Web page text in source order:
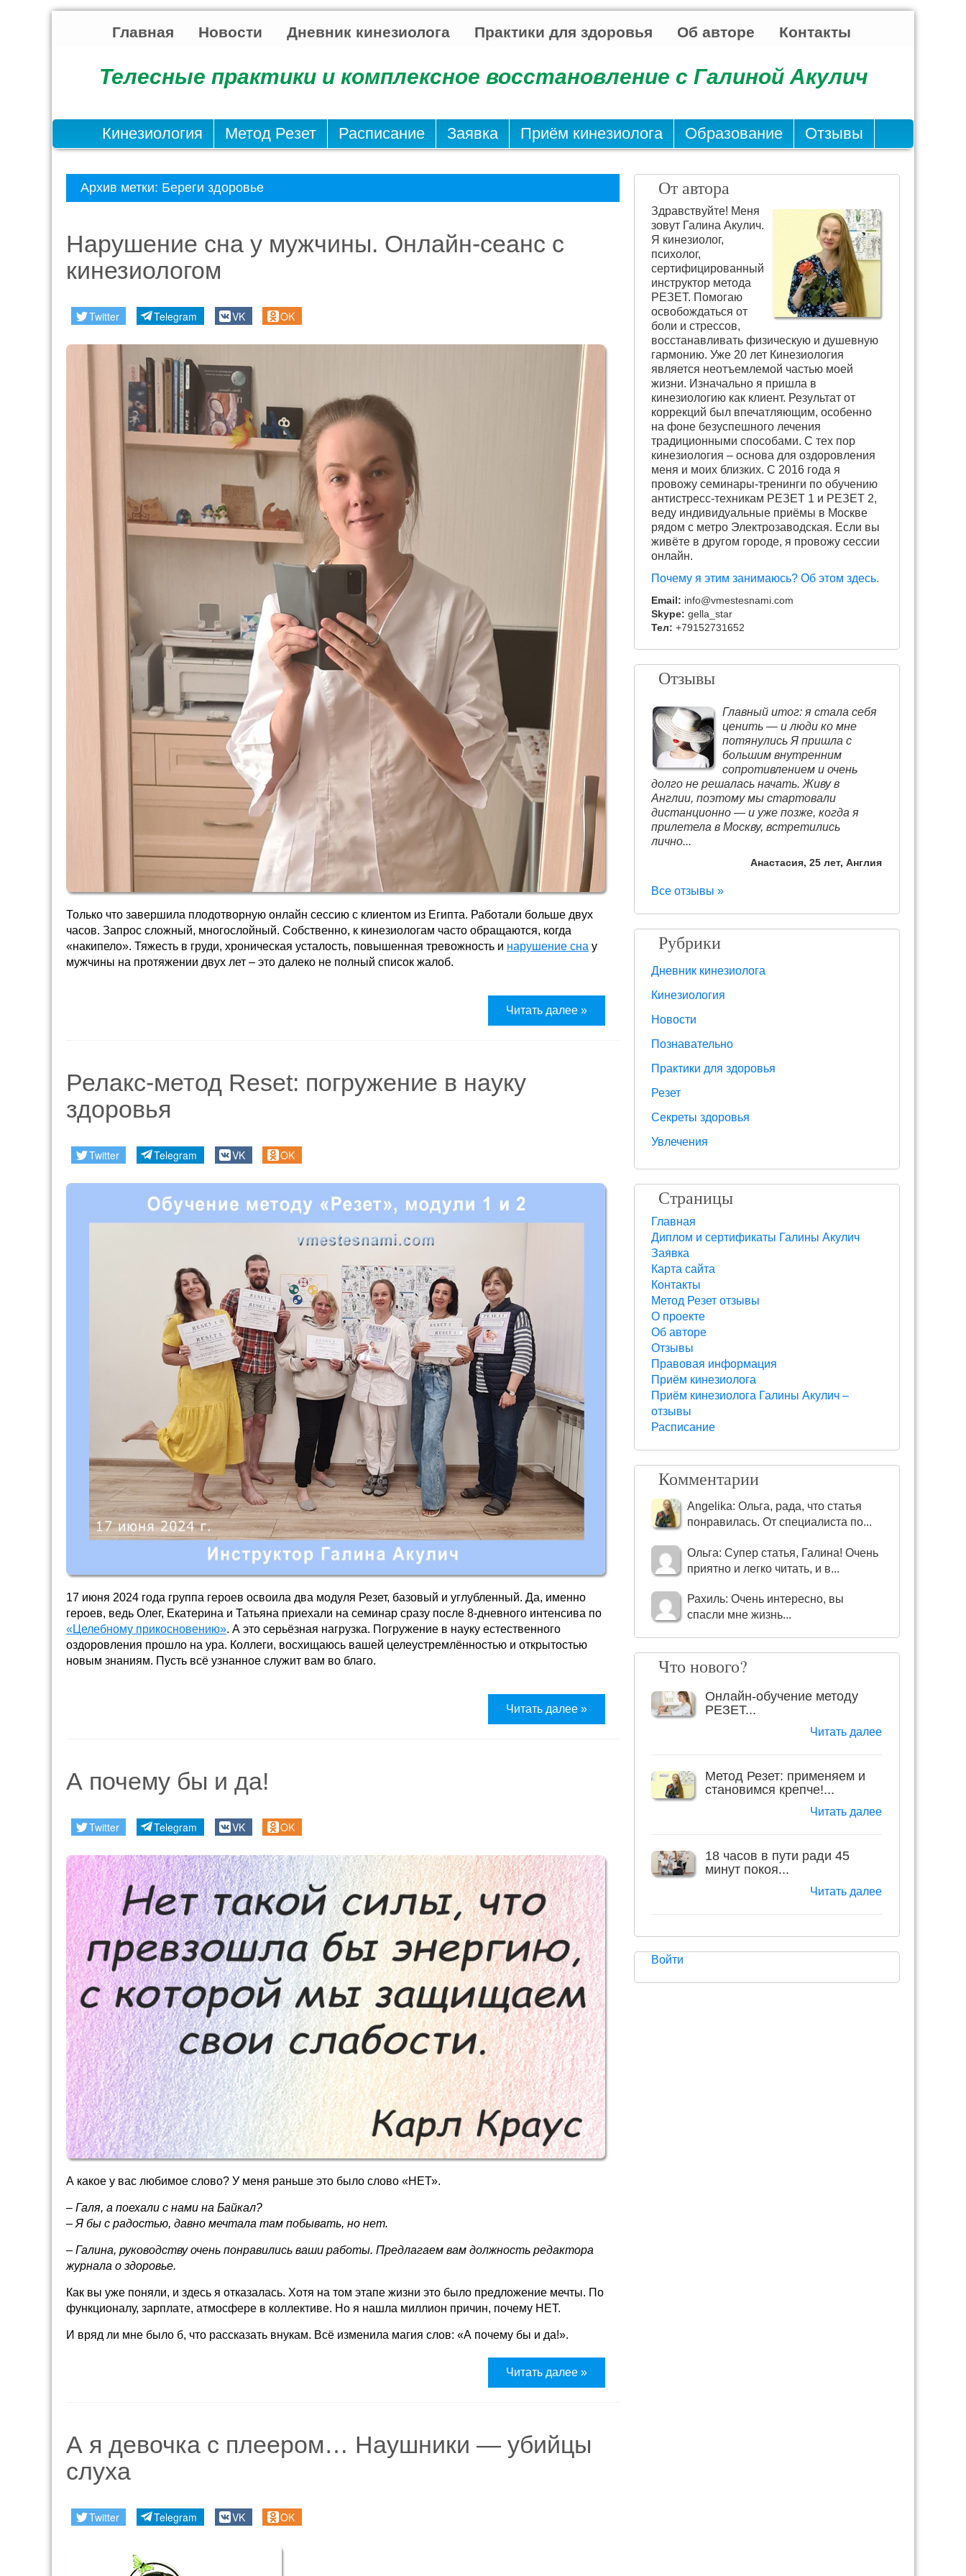
Главная Новости Дневник кинезиолога Практики для здоровья Об авторе Контакты
Телесные практики и комплексное восстановление с Галиной Акулич
Кинезиология Метод Резет Расписание Заявка Приём кинезиолога Образование Отзывы
Архив метки: Береги здоровье
Нарушение сна у мужчины. Онлайн-сеанс с
кинезиологом
Twitter Telegram VK OK
Только что завершила плодотворную онлайн сессию с клиентом из Египта. Работали больше двух
часов. Запрос сложный, многослойный. Собственно, к кинезиологам часто обращаются, когда
«накипело». Тяжесть в груди, хроническая усталость, повышенная тревожность и нарушение сна у
мужчины на протяжении двух лет – это далеко не полный список жалоб.
Читать далее »
Релакс-метод Reset: погружение в науку
здоровья
Twitter Telegram VK OK
17 июня 2024 года группа героев освоила два модуля Резет, базовый и углубленный. Да, именно
героев, ведь Олег, Екатерина и Татьяна приехали на семинар сразу после 8-дневного интенсива по
«Целебному прикосновению». А это серьёзная нагрузка. Погружение в науку естественного
оздоровления прошло на ура. Коллеги, восхищаюсь вашей целеустремлённостью и открытостью
новым знаниям. Пусть всё узнанное служит вам во благо.
Читать далее »
А почему бы и да!
Twitter Telegram VK OK
А какое у вас любимое слово? У меня раньше это было слово «НЕТ».
– Галя, а поехали с нами на Байкал?
– Я бы с радостью, давно мечтала там побывать, но нет.
– Галина, руководству очень понравились ваши работы. Предлагаем вам должность редактора
журнала о здоровье.
Как вы уже поняли, и здесь я отказалась. Хотя на том этапе жизни это было предложение мечты. По
функционалу, зарплате, атмосфере в коллективе. Но я нашла миллион причин, почему НЕТ.
И вряд ли мне было б, что рассказать внукам. Всё изменила магия слов: «А почему бы и да!».
Читать далее »
А я девочка с плеером… Наушники — убийцы
слуха
Twitter Telegram VK OK
От автора
Здравствуйте! Меня
зовут Галина Акулич.
Я кинезиолог,
психолог,
сертифицированный
инструктор метода
РЕЗЕТ. Помогаю
освобождаться от
боли и стрессов,
восстанавливать физическую и душевную
гармонию. Уже 20 лет Кинезиология
является неотъемлемой частью моей
жизни. Изначально я пришла в
кинезиологию как клиент. Результат от
коррекций был впечатляющим, особенно
на фоне безуспешного лечения
традиционными способами. С тех пор
кинезиология – основа для оздоровления
меня и моих близких. С 2016 года я
провожу семинары-тренинги по обучению
антистресс-техникам РЕЗЕТ 1 и РЕЗЕТ 2,
веду индивидуальные приёмы в Москве
рядом с метро Электрозаводская. Если вы
живёте в другом городе, я провожу сессии
онлайн.
Почему я этим занимаюсь? Об этом здесь.
Email: info@vmestesnami.com
Skype: gella_star
Тел: +79152731652
Отзывы
Главный итог: я стала себя
ценить — и люди ко мне
потянулись Я пришла с
большим внутренним
сопротивлением и очень
долго не решалась начать. Живу в
Англии, поэтому мы стартовали
дистанционно — и уже позже, когда я
прилетела в Москву, встретились
лично...
Анастасия, 25 лет, Англия
Все отзывы »
Рубрики
Дневник кинезиолога
Кинезиология
Новости
Познавательно
Практики для здоровья
Резет
Секреты здоровья
Увлечения
Страницы
Главная
Диплом и сертификаты Галины Акулич
Заявка
Карта сайта
Контакты
Метод Резет отзывы
О проекте
Об авторе
Отзывы
Правовая информация
Приём кинезиолога
Приём кинезиолога Галины Акулич –
отзывы
Расписание
Комментарии
Angelika: Ольга, рада, что статья
понравилась. От специалиста по...
Ольга: Супер статья, Галина! Очень
приятно и легко читать, и в...
Рахиль: Очень интересно, вы
спасли мне жизнь...
Что нового?
Онлайн-обучение методу
РЕЗЕТ...
Читать далее
Метод Резет: применяем и
становимся крепче!...
Читать далее
18 часов в пути ради 45
минут покоя...
Читать далее
Войти